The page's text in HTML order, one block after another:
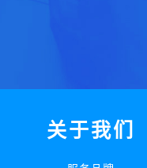
关于我们